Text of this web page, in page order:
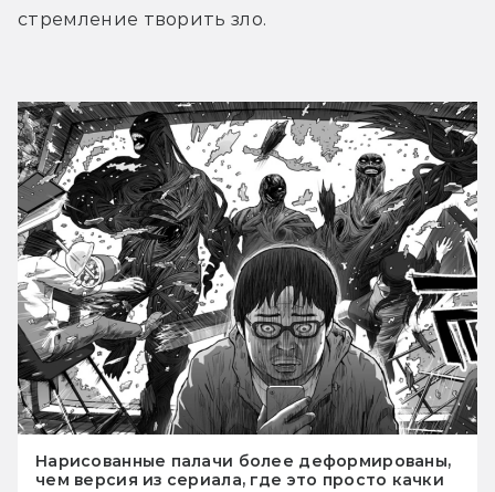
стремление творить зло.
Нарисованные палачи более деформированы,
чем версия из сериала, где это просто качки